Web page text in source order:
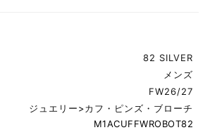
82 SILVER
メンズ
FW26/27
ジュエリー>カフ・ピンズ・ブローチ
M1ACUFFWROBOT82